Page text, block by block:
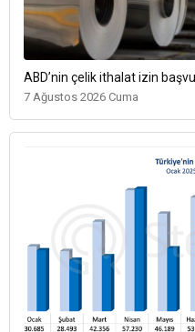
ABD’nin çelik ithalat izin
7 Ağustos 2026 Cuma